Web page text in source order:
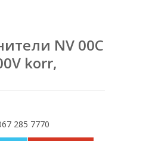
NV 00C
korr,
285 7770